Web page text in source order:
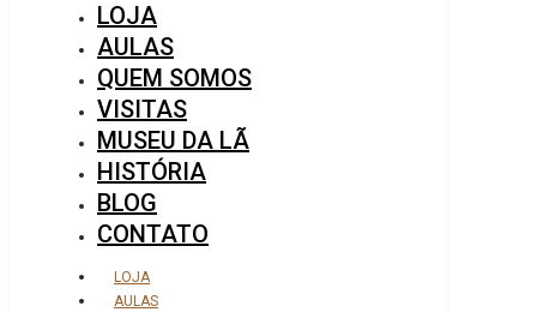
LOJA
AULAS
QUEM SOMOS
VISITAS
MUSEU DA LÃ
HISTÓRIA
BLOG
CONTATO
LOJA
AULAS